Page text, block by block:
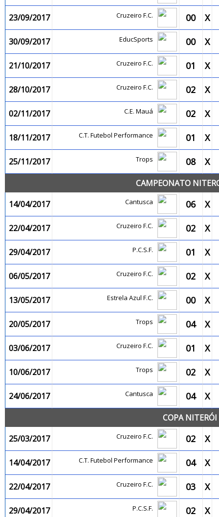
23/09/2017 Cruzeiro F.C. 00 X
30/09/2017 EducSports 00 X
21/10/2017 Cruzeiro F.C. 01 X
28/10/2017 Cruzeiro F.C. 02 X
02/11/2017 C.E. Mauá 02 X
18/11/2017 C.T. Futebol Performance 01 X
25/11/2017 Trops 08 X
CAMPEONATO
14/04/2017
Cantusca 06 X
22/04/2017 Cruzeiro F.C. 02 X
29/04/2017 P.C.S.F. 01 X
06/05/2017 Cruzeiro F.C. 02 X
13/05/2017 Estrela Azul F.C. 00 X
20/05/2017 Trops 04 X
03/06/2017 Cruzeiro F.C. 01 X
10/06/2017 Trops 02 X
24/06/2017 Cantusca 04 X
COPA
25/03/2017
Cruzeiro F.C. 02 X
14/04/2017 C.T. Futebol Performance 04 X
22/04/2017 Cruzeiro F.C. 03 X
29/04/2017 P.C.S.F. 02 X